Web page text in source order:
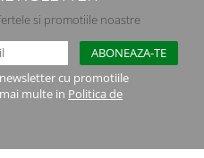
si promotiile noastre
cu promotiile
multe in Politica de